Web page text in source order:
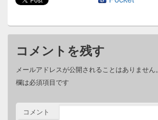
コメントを残す
メールアドレスが公開されることはありません。
欄は必須項目です
コメント